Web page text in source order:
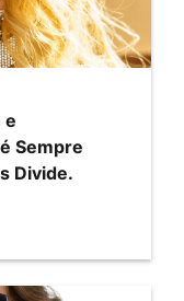
e
Sempre
Divide.